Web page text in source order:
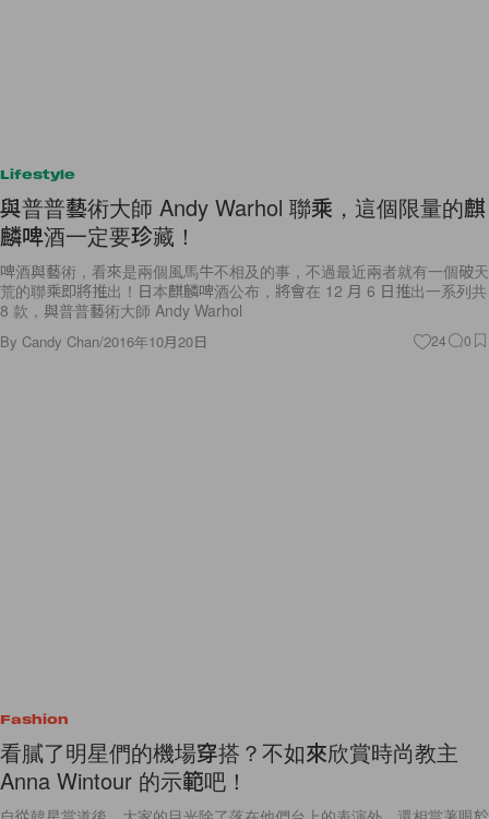
Lifestyle
與普普藝術大師 Andy Warhol 聯乘，這個限量的麒
麟啤酒一定要珍藏！
啤酒與藝術，看來是兩個風馬牛不相及的事，不過最近兩者就有一個破天
荒的聯乘即將推出！日本麒麟啤酒公布，將會在 12 月 6 日推出一系列共
8 款，與普普藝術大師 Andy Warhol
By Candy Chan/2016年10月20日 24 0
Fashion
看膩了明星們的機場穿搭？不如來欣賞時尚教主
Anna Wintour 的示範吧！